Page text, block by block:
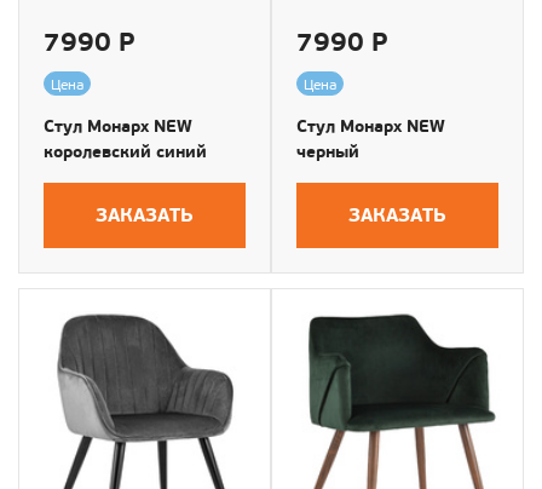
7990 Р
Цена
Стул Монарх NEW
королевский синий
ЗАКАЗАТЬ
7990 Р
Цена
Стул Монарх NEW
черный
ЗАКАЗАТЬ